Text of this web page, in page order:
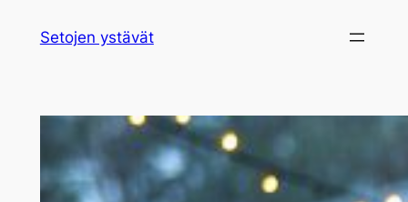
sisältöön
Setojen ystävät